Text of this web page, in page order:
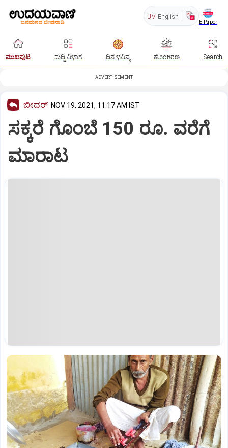
UV English
E-Paper
ಮುಖಪುಟ ಸುದ್ದಿ ವಿಭಾಗ ದಿನ ಭವಿಷ್ಯ ಹೊಂಗಿರಣ Search
ADVERTISEMENT
ಬೀದರ್ NOV 19, 2021, 11:17 AM IST
ಸಕ್ಕರೆ ಗೊಂಬೆ 150 ರೂ. ವರೆಗೆ
ಮಾರಾಟ